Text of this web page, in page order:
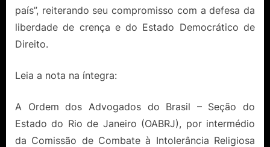
país”, reiterando seu compromisso com a defesa da
liberdade de crença e do Estado Democrático de
Direito.
Leia a nota na íntegra:
A Ordem dos Advogados do Brasil – Seção do
Estado do Rio de Janeiro (OABRJ), por intermédio
da Comissão de Combate à Intolerância Religiosa